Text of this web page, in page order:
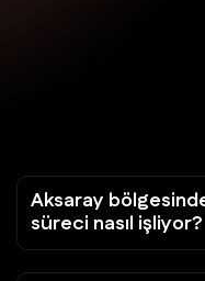
Aksaray
süreci nasıl işliyor?